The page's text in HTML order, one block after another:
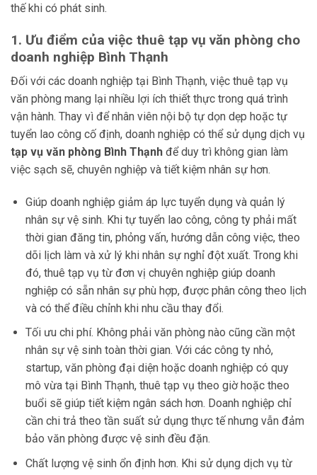
thế khi có phát sinh.
1. Ưu điểm của việc thuê tạp vụ văn phòng cho
doanh nghiệp Bình Thạnh
Đối với các doanh nghiệp tại Bình Thạnh, việc thuê tạp vụ
văn phòng mang lại nhiều lợi ích thiết thực trong quá trình
vận hành. Thay vì để nhân viên nội bộ tự dọn dẹp hoặc tự
tuyển lao công cố định, doanh nghiệp có thể sử dụng dịch vụ
tạp vụ văn phòng Bình Thạnh để duy trì không gian làm
việc sạch sẽ, chuyên nghiệp và tiết kiệm nhân sự hơn.
Giúp doanh nghiệp giảm áp lực tuyển dụng và quản lý
nhân sự vệ sinh. Khi tự tuyển lao công, công ty phải mất
thời gian đăng tin, phỏng vấn, hướng dẫn công việc, theo
dõi lịch làm và xử lý khi nhân sự nghỉ đột xuất. Trong khi
đó, thuê tạp vụ từ đơn vị chuyên nghiệp giúp doanh
nghiệp có sẵn nhân sự phù hợp, được phân công theo lịch
và có thể điều chỉnh khi nhu cầu thay đổi.
Tối ưu chi phí. Không phải văn phòng nào cũng cần một
nhân sự vệ sinh toàn thời gian. Với các công ty nhỏ,
startup, văn phòng đại diện hoặc doanh nghiệp có quy
mô vừa tại Bình Thạnh, thuê tạp vụ theo giờ hoặc theo
buổi sẽ giúp tiết kiệm ngân sách hơn. Doanh nghiệp chỉ
cần chi trả theo tần suất sử dụng thực tế nhưng vẫn đảm
bảo văn phòng được vệ sinh đều đặn.
Chất lượng vệ sinh ổn định hơn. Khi sử dụng dịch vụ từ